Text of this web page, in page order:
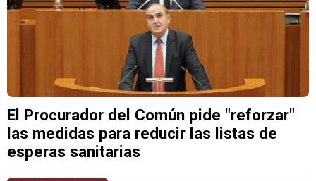
El Procurador del Común pide "reforzar"
las medidas para reducir las listas de
esperas sanitarias